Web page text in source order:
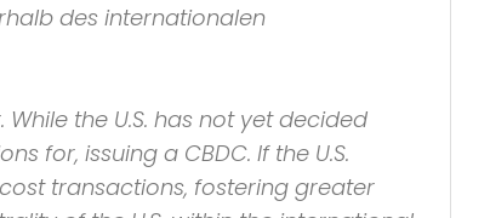
des internationalen
the U.S. has not yet decided
for, issuing a CBDC. If the U.S.
transactions, fostering greater